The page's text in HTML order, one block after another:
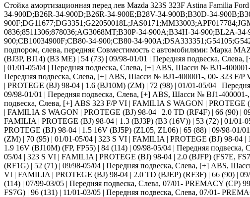
Стойка амортизационная перед лев Mazda 323S 323F Astina Familia
34-900D;B26R-34-900D;B26R-34-900E;B28V-34-900B;B30D-34-
0836;8511306;878036;AG3068MT;B30P-34-900A;B34H-34-900;BL2A-
900;CB10034900F;CB80-34-900;CB80-34-
подпором, слева, передняя Совместимость с автомобилями: Марка
(BJ3P, BJ14) (B3 ME) | 54 (73) | 09/98-01/01 | Передняя подвеска,
| 01/01-05/04 | Передняя подвеска, Слева, [+] ABS, Шасси № BJ1-
Передняя подвеска, Слева, [+] ABS, Шасси № BJ1-400001-, 00- 323 F/
| PROTEGE (BJ) 98-04 | 1.6 (BJ10M) (ZM) | 72 (98) | 01/01-05/04 |
09/98-01/01 | Передняя подвеска, Слева, [+] ABS, Шасси № BJ1-
подвеска, Слева, [+] ABS 323 F/P VI | FAMILIA S WAGON | PROTEGE
| FAMILIA S WAGON | PROTEGE (BJ) 98-04 | 2.0 TD (RF4F) | 66 (90) |
FAMILIA | PROTEGE (BJ) 98-04 | 1.3 (BJ3P) (B3 (16V)) | 53 (72) | 01/
PROTEGE (BJ) 98-04 | 1.5 16V (BJ5P) (ZL05, ZL06) | 65 (88) | 09/98-
(ZM) | 70 (95) | 01/01-05/04 | 323 S VI | FAMILIA | PROTEGE (BJ) 98-04
1.9 16V (BJ10M) (FP, FP55) | 84 (114) | 09/98-05/04 | Передняя
05/04 | 323 S VI | FAMILIA | PROTEGE (BJ) 98-04 | 2.0 (BJFP) (FS7E,
(RF1G) | 52 (71) | 09/98-05/04 | Передняя подвеска, Слева, [+] ABS,
VI | FAMILIA | PROTEGE (BJ) 98-04 | 2.0 TD (BJEP) (RF3F) | 66 (90) |
(114) | 07/99-03/05 | Передняя подвеска, Слева, 07/01- PREMACY (CP)
FS7G) | 96 (131) | 11/01-03/05 | Передняя подвеска, Слева, 07/01-